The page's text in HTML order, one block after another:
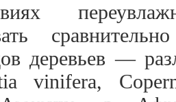
деревьев —
vinifera,